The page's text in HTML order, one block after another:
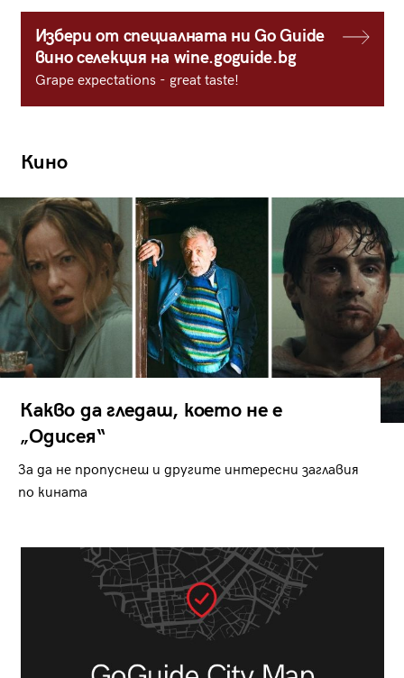
Избери от специалната ни Go Guide
вино селекция на wine.goguide.bg
Grape expectations - great taste!
Кино
Какво да гледаш, което не е
„Одисея“
За да не пропуснеш и другите интересни заглавия
по кината